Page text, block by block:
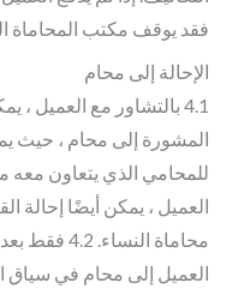
فقد يوقف مكتب المحاماة
الإحالة إلى محام
4.1 بالتشاور مع العميل
المشورة إلى محام ، حيث
للمحامي الذي يتعاون معه
العميل ، يمكن أيضًا إحالة
محاماة